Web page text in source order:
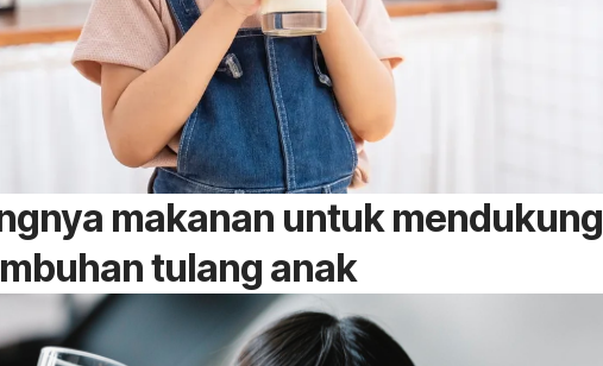
makanan untuk mendukung
tulang anak